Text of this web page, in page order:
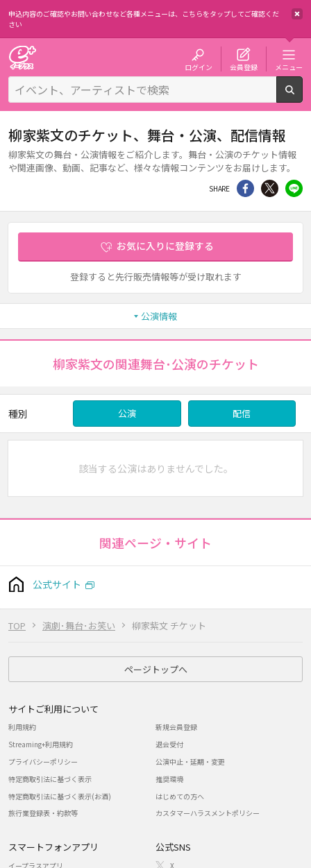
申込内容のご確認やお問い合わせなど各種メニューは、 こちらをタップしてご確認くだ
さい
ログイン 会員登録 メニュー
TOP 演劇･舞台･お笑い 柳家紫文 チケット
柳家紫文のチケット、舞台・公演、配信情報
柳家紫文の舞台・公演情報をご紹介します。舞台・公演のチケット情報
や関連画像、動画、記事など、様々な情報コンテンツをお届けします。
SHARE シェア Twitter
お気に入りに登録する
登録すると先行販売情報等が受け取れます
公演情報
柳家紫文の関連舞台･公演のチケット
種別 公演 配信
該当する公演はありませんでした。
関連ページ・サイト
公式サイト
ページトップへ
サイトご利用について
利用規約
Streaming+利用規約
プライバシーポリシー
特定商取引法に基づく表示
特定商取引法に基づく表示(お酒)
旅行業登録表・約款等
新規会員登録
退会受付
公演中止・延期・変更
推奨環境
はじめての方へ
カスタマーハラスメントポリシー
スマートフォンアプリ
イープラスアプリ
公式SNS
X